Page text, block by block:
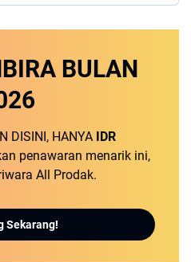
BULAN
DISINI, HANYA IDR
penawaran menarik ini,
All Prodak.
Sekarang!